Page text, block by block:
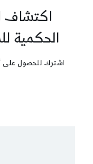
اكتشاف
الحكمية
اشترك للحصول على